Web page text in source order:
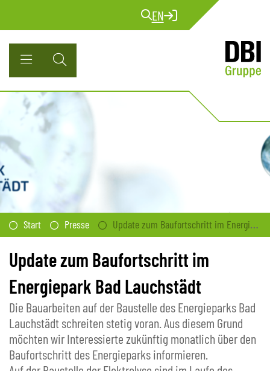
EN
Start Presse Update zum Baufortschritt im Energiepark Bad Lauchstädt
Update zum Baufortschritt im
Energiepark Bad Lauchstädt
Die Bauarbeiten auf der Baustelle des Energieparks Bad
Lauchstädt schreiten stetig voran. Aus diesem Grund
möchten wir Interessierte zukünftig monatlich über den
Baufortschritt des Energieparks informieren.